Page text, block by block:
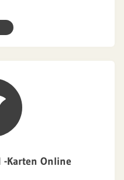
-Karten Online